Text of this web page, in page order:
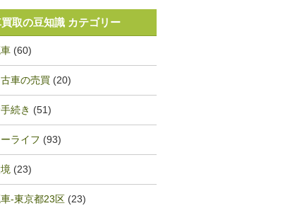
取の豆知識 カテゴリー
(60)
車の売買 (20)
続き (51)
ライフ (93)
(23)
-東京都23区 (23)